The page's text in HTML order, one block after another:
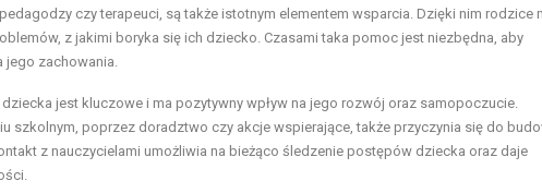
czy terapeuci, są także istotnym elementem wsparcia. Dzięki nim rodzice
z jakimi boryka się ich dziecko. Czasami taka pomoc jest niezbędna, aby
zachowania.
jest kluczowe i ma pozytywny wpływ na jego rozwój oraz samopoczucie.
szkolnym, poprzez doradztwo czy akcje wspierające, także przyczynia się do
z nauczycielami umożliwia na bieżąco śledzenie postępów dziecka oraz daje